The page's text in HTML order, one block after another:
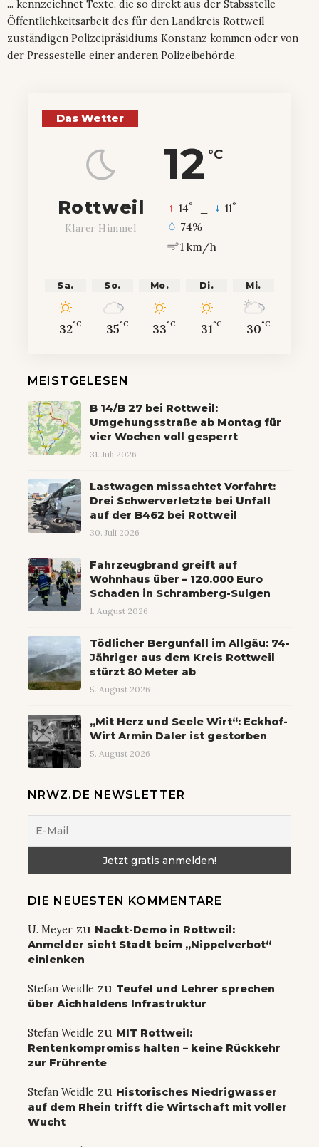
... kennzeichnet Texte, die so direkt aus der Stabsstelle
Öffentlichkeitsarbeit des für den Landkreis Rottweil
zuständigen Polizeipräsidiums Konstanz kommen oder von
der Pressestelle einer anderen Polizeibehörde.
Das Wetter
12 °C
Rottweil
Klarer Himmel
14° 11°
74%
1 km/h
Sa.
32°C
So.
35°C
Mo.
33°C
Di.
31°C
Mi.
30°C
MEISTGELESEN
B 14/B 27 bei Rottweil:
Umgehungsstraße ab Montag für
vier Wochen voll gesperrt
31. Juli 2026
Lastwagen missachtet Vorfahrt:
Drei Schwerverletzte bei Unfall
auf der B462 bei Rottweil
30. Juli 2026
Fahrzeugbrand greift auf
Wohnhaus über – 120.000 Euro
Schaden in Schramberg-Sulgen
1. August 2026
Tödlicher Bergunfall im Allgäu: 74-
Jähriger aus dem Kreis Rottweil
stürzt 80 Meter ab
5. August 2026
„Mit Herz und Seele Wirt“: Eckhof-
Wirt Armin Daler ist gestorben
5. August 2026
NRWZ.DE NEWSLETTER
DIE NEUESTEN KOMMENTARE
U. Meyer zu Nackt-Demo in Rottweil:
Anmelder sieht Stadt beim „Nippelverbot“
einlenken
Stefan Weidle zu Teufel und Lehrer sprechen
über Aichhaldens Infrastruktur
Stefan Weidle zu MIT Rottweil:
Rentenkompromiss halten – keine Rückkehr
zur Frührente
Stefan Weidle zu Historisches Niedrigwasser
auf dem Rhein trifft die Wirtschaft mit voller
Wucht